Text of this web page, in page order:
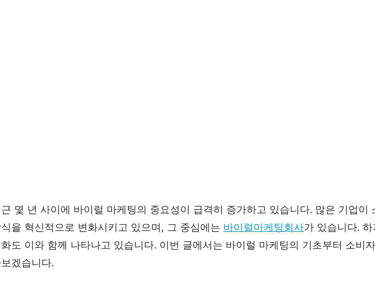
몇 년 사이에 바이럴 마케팅의 중요성이 급격히 증가하고 있습니다. 많은 기업이
을 혁신적으로 변화시키고 있으며, 그 중심에는 바이럴마케팅회사가 있습니다.
화도 이와 함께 나타나고 있습니다. 이번 글에서는 바이럴 마케팅의 기초부터 소비
겠습니다.